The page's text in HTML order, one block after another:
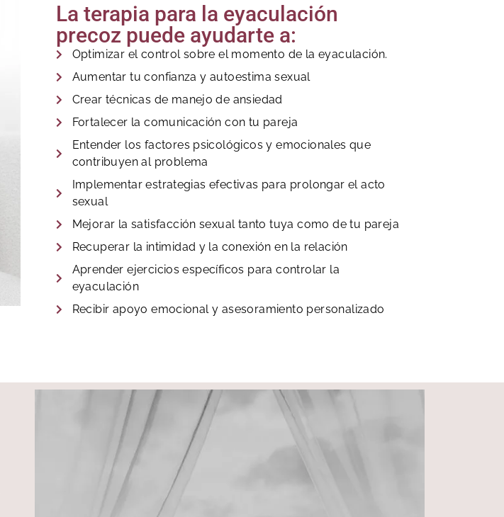
La terapia para la eyaculación
precoz puede ayudarte a:
Optimizar el control sobre el momento de la eyaculación.
Aumentar tu confianza y autoestima sexual
Crear técnicas de manejo de ansiedad
Fortalecer la comunicación con tu pareja
Entender los factores psicológicos y emocionales que
contribuyen al problema
Implementar estrategias efectivas para prolongar el acto
sexual
Mejorar la satisfacción sexual tanto tuya como de tu pareja
Recuperar la intimidad y la conexión en la relación
Aprender ejercicios específicos para controlar la
eyaculación
Recibir apoyo emocional y asesoramiento personalizado